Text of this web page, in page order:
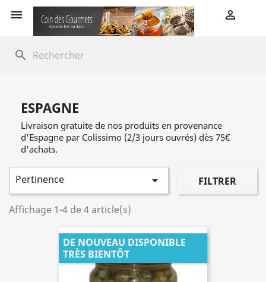
 
search
ESPAGNE
Livraison gratuite de nos produits en provenance
d'Espagne par Colissimo (2/3 jours ouvrés) dès 75€
d'achats.
Pertinence  FILTRER
Affichage 1-4 de 4 article(s)
DE NOUVEAU DISPONIBLE
TRÈS BIENTÔT